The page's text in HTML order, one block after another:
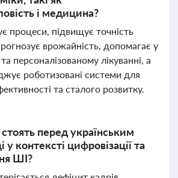
і медицина?
процеси, підвищує точність
врожайність, допомагає у
та персоналізованому лікуванні, а
роботизовані системи для
та сталого розвитку.
перед українським
у контексті цифровізації та
ШІ?